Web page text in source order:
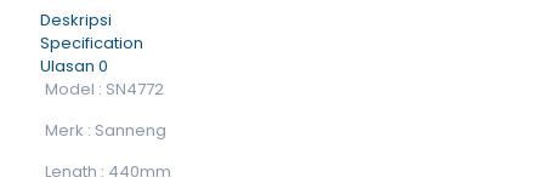
Deskripsi
Specification
Ulasan 0
Model : SN4772
Merk : Sanneng
Length : 440mm